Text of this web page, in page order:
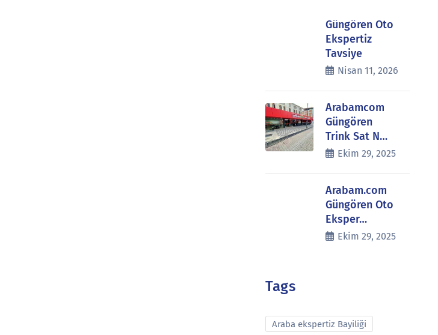
Güngören Oto
Ekspertiz
Tavsiye
Nisan 11, 2026
Arabamcom
Güngören
Trink Sat N…
Ekim 29, 2025
Arabam.com
Güngören Oto
Eksper…
Ekim 29, 2025
Tags
Araba ekspertiz Bayiliği